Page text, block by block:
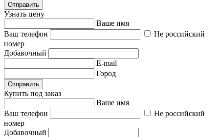
Отправить
Узнать цену
Ваше имя
Ваш телефон
Не российский
номер
Добавочный
E-mail
Город
Отправить
Купить под заказ
Ваше имя
Ваш телефон
Не российский
номер
Добавочный